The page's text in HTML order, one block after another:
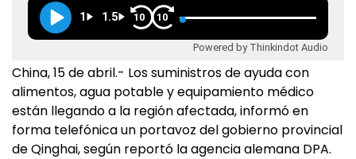
1 1.5 10 10
Powered by Thinkindot Audio
China, 15 de abril.- Los suministros de ayuda con
alimentos, agua potable y equipamiento médico
están llegando a la región afectada, informó en
forma telefónica un portavoz del gobierno provincial
de Qinghai, según reportó la agencia alemana DPA.